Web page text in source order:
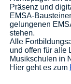
Präsenz und
EMSA-
gelungenen
stehen.
Alle
und offen für alle
Musikschulen in
Hier geht es zum